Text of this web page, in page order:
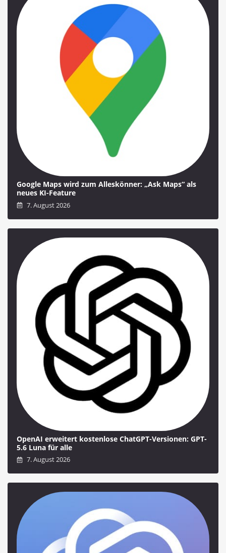
Google Maps wird zum Alleskönner: „Ask Maps“ als
neues KI-Feature
7. August 2026
OpenAI erweitert kostenlose ChatGPT-Versionen: GPT-
5.6 Luna für alle
7. August 2026